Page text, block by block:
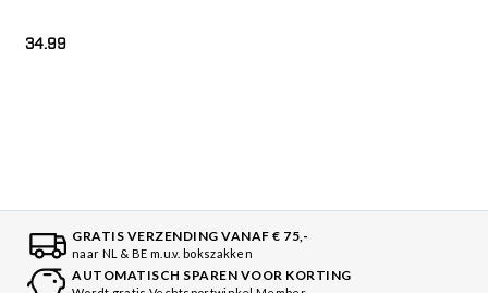
34.99
GRATIS VERZENDING VANAF € 75,-
naar NL & BE m.u.v. bokszakken
AUTOMATISCH SPAREN VOOR KORTING